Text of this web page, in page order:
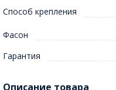
Способ крепления
Фасон
Гарантия
Описание товара